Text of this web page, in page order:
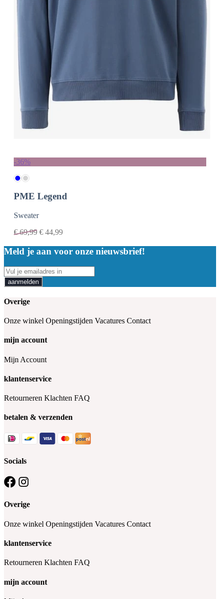
-36%
PME Legend
Sweater
€69,99 € 44,99
Meld je aan voor onze nieuwsbrief!
aanmelden
Overige
Onze winkel Openingstijden Vacatures Contact
mijn account
Mijn Account
klantenservice
Retourneren Klachten FAQ
betalen & verzenden
Socials
Overige
Onze winkel Openingstijden Vacatures Contact
klantenservice
Retourneren Klachten FAQ
mijn account